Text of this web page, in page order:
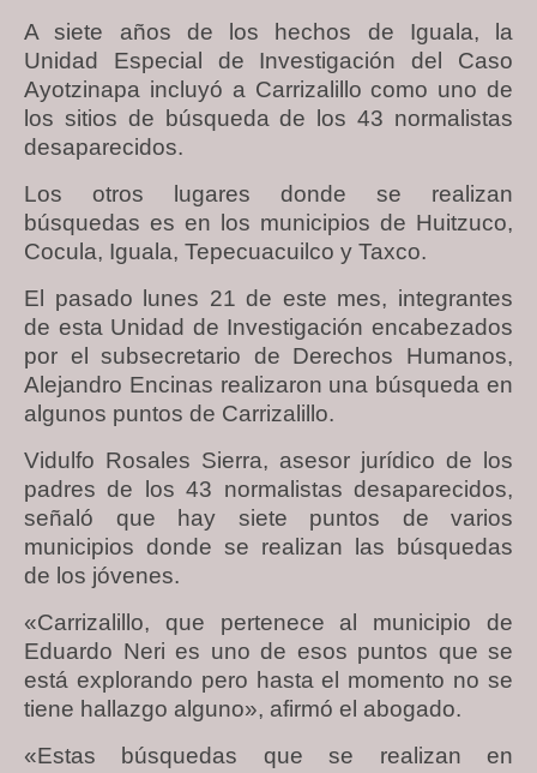
A siete años de los hechos de Iguala, la
Unidad Especial de Investigación del Caso
Ayotzinapa incluyó a Carrizalillo como uno de
los sitios de búsqueda de los 43 normalistas
desaparecidos.
Los otros lugares donde se realizan
búsquedas es en los municipios de Huitzuco,
Cocula, Iguala, Tepecuacuilco y Taxco.
El pasado lunes 21 de este mes, integrantes
de esta Unidad de Investigación encabezados
por el subsecretario de Derechos Humanos,
Alejandro Encinas realizaron una búsqueda en
algunos puntos de Carrizalillo.
Vidulfo Rosales Sierra, asesor jurídico de los
padres de los 43 normalistas desaparecidos,
señaló que hay siete puntos de varios
municipios donde se realizan las búsquedas
de los jóvenes.
«Carrizalillo, que pertenece al municipio de
Eduardo Neri es uno de esos puntos que se
está explorando pero hasta el momento no se
tiene hallazgo alguno», afirmó el abogado.
«Estas búsquedas que se realizan en